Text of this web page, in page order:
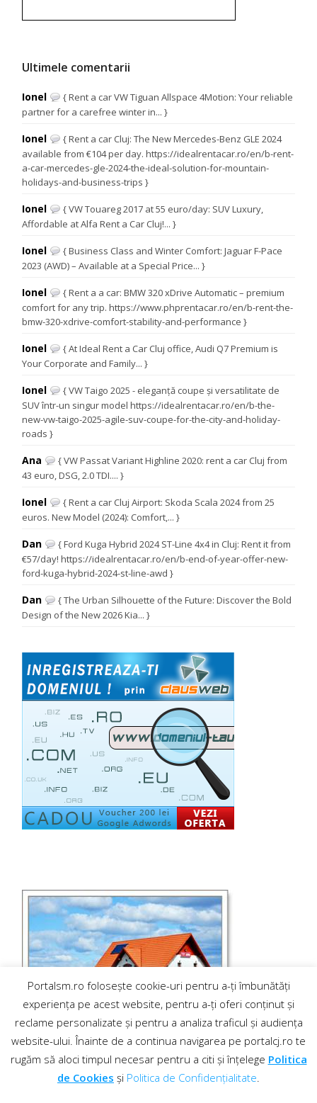
Ultimele comentarii
Ionel
{ Rent a car VW Tiguan Allspace 4Motion: Your reliable
partner for a carefree winter in... }
Ionel
{ Rent a car Cluj: The New Mercedes-Benz GLE 2024
available from €104 per day. https://idealrentacar.ro/en/b-rent-
a-car-mercedes-gle-2024-the-ideal-solution-for-mountain-
holidays-and-business-trips }
Ionel
{ VW Touareg 2017 at 55 euro/day: SUV Luxury,
Affordable at Alfa Rent a Car Cluj!... }
Ionel
{ Business Class and Winter Comfort: Jaguar F-Pace
2023 (AWD) – Available at a Special Price... }
Ionel
{ Rent a a car: BMW 320 xDrive Automatic – premium
comfort for any trip. https://www.phprentacar.ro/en/b-rent-the-
bmw-320-xdrive-comfort-stability-and-performance }
Ionel
{ At Ideal Rent a Car Cluj office, Audi Q7 Premium is
Your Corporate and Family... }
Ionel
{ VW Taigo 2025 - eleganță coupe și versatilitate de
SUV într-un singur model https://idealrentacar.ro/en/b-the-
new-vw-taigo-2025-agile-suv-coupe-for-the-city-and-holiday-
roads }
Ana
{ VW Passat Variant Highline 2020: rent a car Cluj from
43 euro, DSG, 2.0 TDI.... }
Ionel
{ Rent a car Cluj Airport: Skoda Scala 2024 from 25
euros. New Model (2024): Comfort,... }
Dan
{ Ford Kuga Hybrid 2024 ST-Line 4x4 in Cluj: Rent it from
€57/day! https://idealrentacar.ro/en/b-end-of-year-offer-new-
ford-kuga-hybrid-2024-st-line-awd }
Dan
{ The Urban Silhouette of the Future: Discover the Bold
Design of the New 2026 Kia... }
Portalsm.ro folosește cookie-uri pentru a-ți îmbunătăți
experiența pe acest website, pentru a-ți oferi conținut și
reclame personalizate și pentru a analiza traficul și audiența
website-ului. Înainte de a continua navigarea pe portalcj.ro te
rugăm să aloci timpul necesar pentru a citi și înțelege Politica
de Cookies și Politica de Confidențialitate.